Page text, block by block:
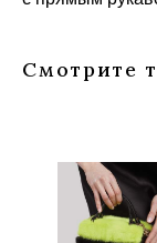
Смотрите